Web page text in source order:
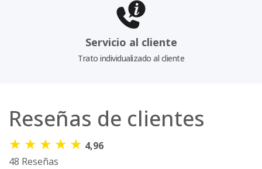
Servicio al cliente
Trato individualizado al cliente
Reseñas de clientes
★ ★ ★ ★ ★ 4,96
48 Reseñas